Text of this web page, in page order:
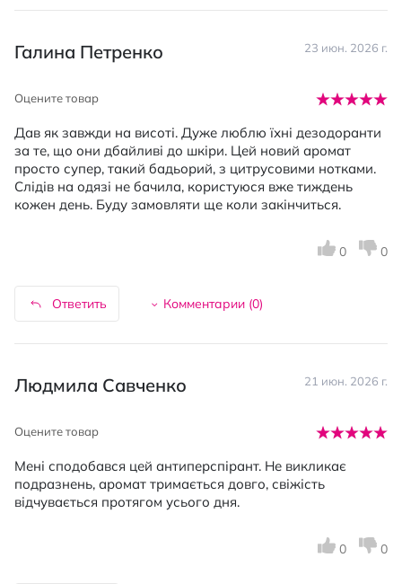
Галина Петренко 23 июн. 2026 г.
Оцените товар
Дав як завжди на висоті. Дуже люблю їхні дезодоранти
за те, що они дбайливі до шкіри. Цей новий аромат
просто супер, такий бадьорий, з цитрусовими нотками.
Слідів на одязі не бачила, користуюся вже тиждень
кожен день. Буду замовляти ще коли закінчиться.
Ответить Комментарии (0)
0 0
Людмила Савченко 21 июн. 2026 г.
Оцените товар
Мені сподобався цей антиперспірант. Не викликає
подразнень, аромат тримається довго, свіжість
відчувається протягом усього дня.
0 0